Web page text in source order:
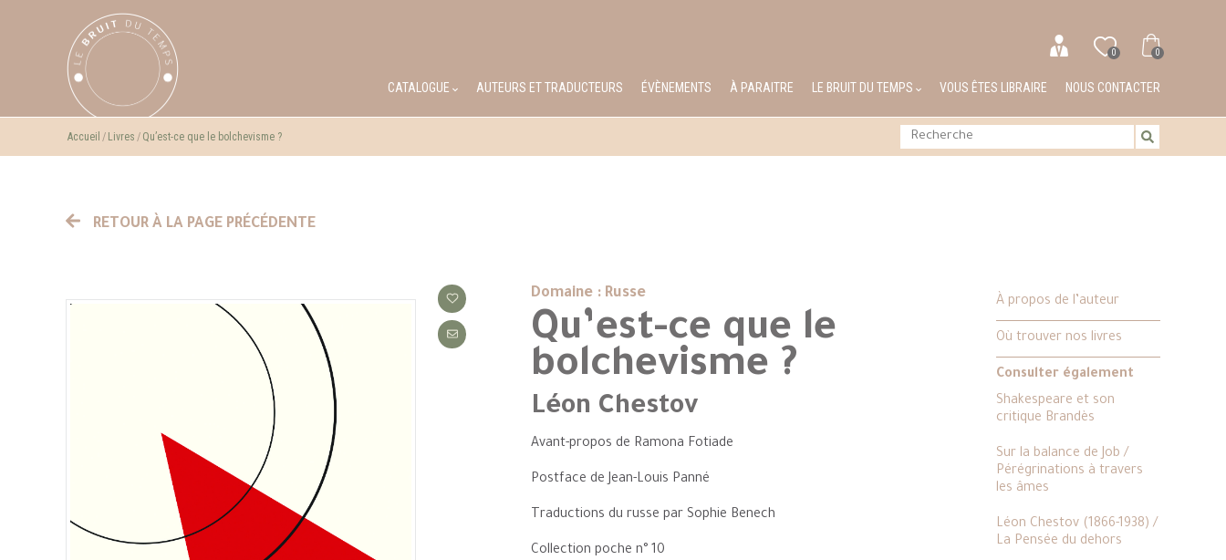
0 0
CATALOGUE AUTEURS ET TRADUCTEURS ÉVÈNEMENTS À PARAITRE LE BRUIT DU TEMPS VOUS ÊTES LIBRAIRE NOUS CONTACTER
Accueil Livres Qu’est-ce que le bolchevisme ?
RETOUR À LA PAGE PRÉCÉDENTE
Domaine : Russe
Qu’est-ce que le
bolchevisme ?
Léon Chestov
Avant-propos de Ramona Fotiade
Postface de Jean-Louis Panné
Traductions du russe par Sophie Benech
Collection poche n° 10
À propos de l’auteur
Où trouver nos livres
Consulter également
Shakespeare et son
critique Brandès
Sur la balance de Job /
Pérégrinations à travers
les âmes
Léon Chestov (1866-1938) /
La Pensée du dehors